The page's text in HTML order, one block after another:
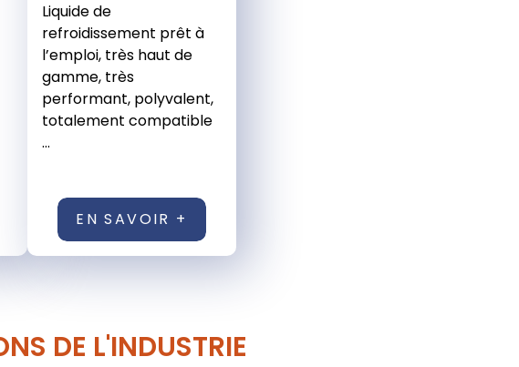
Liquide de
refroidissement prêt à
l’emploi, très haut de
gamme, très
performant, polyvalent,
totalement compatible
...
EN SAVOIR +
DE L'INDUSTRIE